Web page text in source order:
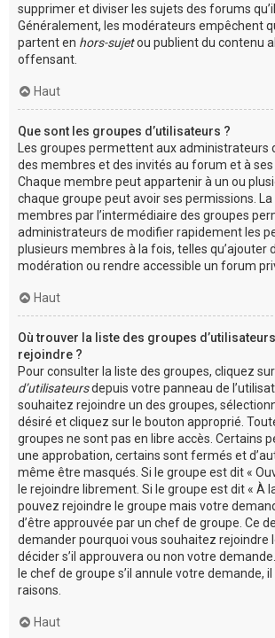
supprimer et diviser les sujets des forums
Généralement, les modérateurs empêchent
partent en hors-sujetou publient du contenu
offensant.
Haut
Que sont les groupes d’utilisateurs ?
Les groupes permettent aux administrateurs
des membres et des invités au forum et à
Chaque membre peut appartenir à un ou
chaque groupe peut avoir ses permissions.
membres par l’intermédiaire des groupes
administrateurs de modifier rapidement les
plusieurs membres à la fois, telles qu’ajouter
modération ou rendre accessible un forum
Haut
Où trouver la liste des groupes
rejoindre ?
Pour consulter la liste des groupes, cliquez
d’utilisateursdepuis votre panneau de
souhaitez rejoindre un des groupes,
désiré et cliquez sur le bouton approprié.
groupes ne sont pas en libre accès. Certains
une approbation, certains sont fermés et
même être masqués. Si le groupe est dit «
le rejoindre librement. Si le groupe est dit « À
pouvez rejoindre le groupe mais votre
d’être approuvée par un chef de groupe. Ce
demander pourquoi vous souhaitez rejoindre
décider s’il approuvera ou non votre
le chef de groupe s’il annule votre demande,
raisons.
Haut